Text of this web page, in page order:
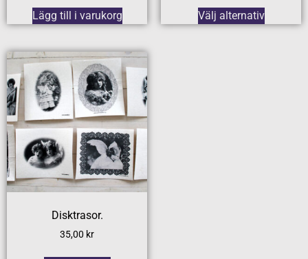
Lägg till i varukorg Välj alternativ
Disktrasor.
35,00 kr